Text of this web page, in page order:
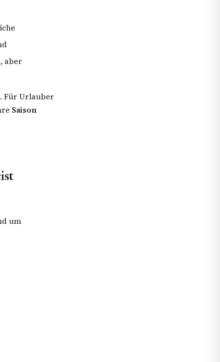
aber
Für Urlauber
Saison
um